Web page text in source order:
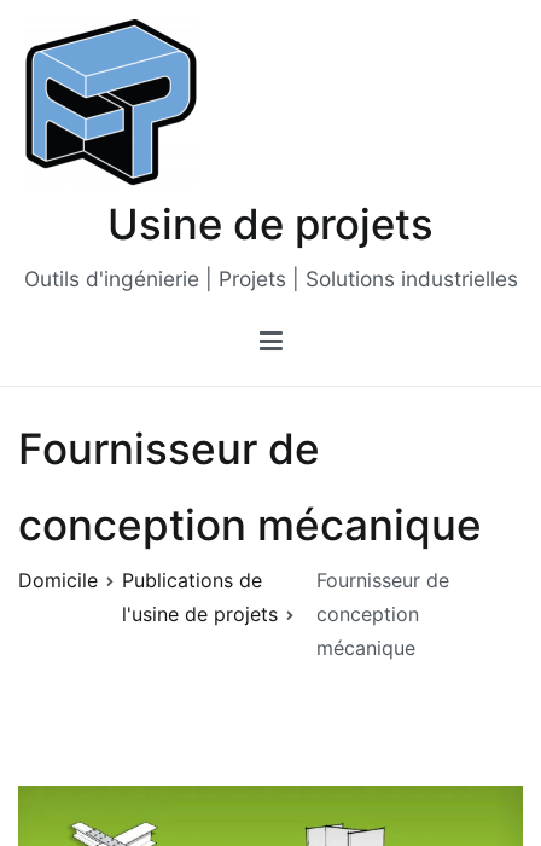
contenu
Usine de projets
Outils d'ingénierie | Projets | Solutions industrielles
Fournisseur de
conception mécanique
Domicile
Publications de
l'usine de projets
Fournisseur de
conception
mécanique